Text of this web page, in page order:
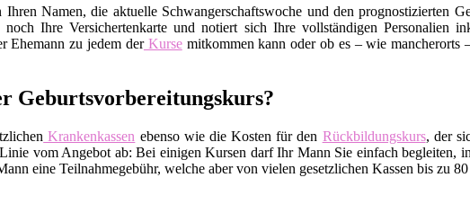
Namen, die aktuelle Schwangerschaftswoche und den prognostizierten
noch Ihre Versichertenkarte und notiert sich Ihre vollständigen Personalien
Ehemann zu jedem derKursemitkommen kann oder ob es – wie mancherorts
Geburtsvorbereitungskurs?
Krankenkassen ebenso wie die Kosten für den Rückbildungskurs, der
vom Angebot ab: Bei einigen Kursen darf Ihr Mann Sie einfach begleiten,
eine Teilnahmegebühr, welche aber von vielen gesetzlichen Kassen bis zu